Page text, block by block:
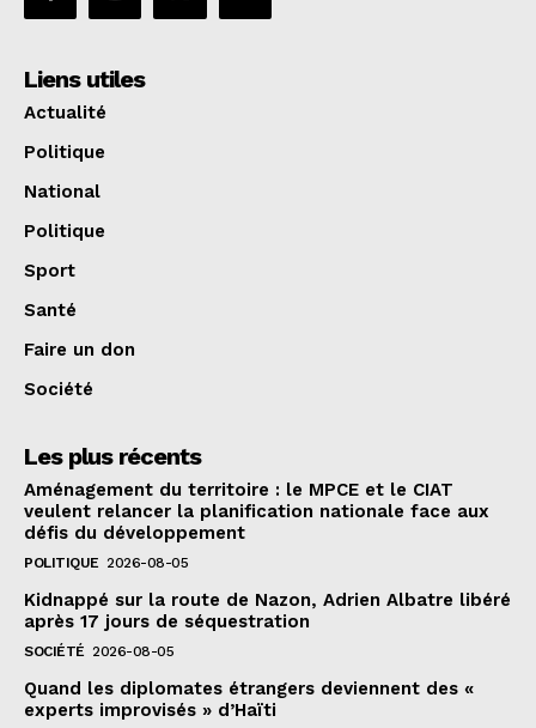
Liens utiles
Actualité
Politique
National
Politique
Sport
Santé
Faire un don
Société
Les plus récents
Aménagement du territoire : le MPCE et le CIAT
veulent relancer la planification nationale face aux
défis du développement
POLITIQUE 2026-08-05
Kidnappé sur la route de Nazon, Adrien Albatre libéré
après 17 jours de séquestration
SOCIÉTÉ 2026-08-05
Quand les diplomates étrangers deviennent des «
experts improvisés » d’Haïti